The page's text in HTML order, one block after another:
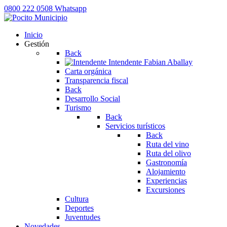
0800 222 0508 Whatsapp
Inicio
Gestión
Back
Intendente Fabian Aballay
Carta orgánica
Transparencia fiscal
Back
Desarrollo Social
Turismo
Back
Servicios turísticos
Back
Ruta del vino
Ruta del olivo
Gastronomía
Alojamiento
Experiencias
Excursiones
Cultura
Deportes
Juventudes